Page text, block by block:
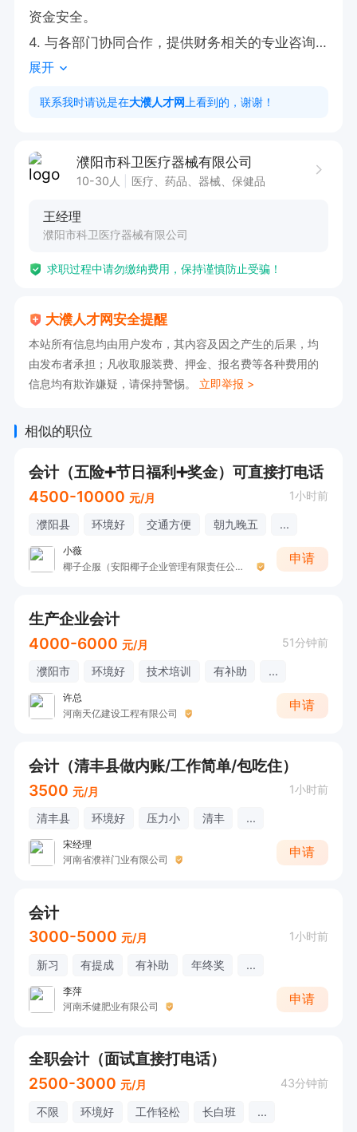
资金安全。
4. 与各部门协同合作，提供财务相关的专业咨询
与支持。
任职要求：
2. 拥有医疗器械行业或商业会计工作经验者优先
3. 秉持正直的人品，工作认真负责，具备强烈的
福利：缴纳五险一金+法定假期+节日福利+行政白
展开
联系我时请说是在大濮人才网 上看到的，谢谢！
濮阳市科卫医疗器械有限公司
10-30人 医疗、药品、器械、保健品
王经理
濮阳市科卫医疗器械有限公司
求职过程中请勿缴纳费用，保持谨慎防止受骗！
大濮人才网安全提醒
本站所有信息均由用户发布，其内容及因之产生的后果，均
由发布者承担；凡收取服装费、押金、报名费等各种费用的
信息均有欺诈嫌疑，请保持警惕。 立即举报 >
相似的职位
会计（五险➕节日福利➕奖金）可直接打电话
4500-10000 元/月 1小时前
濮阳县 环境好 交通方便 朝九晚五 ...
小薇
椰子企服（安阳椰子企业管理有限责任公司濮阳县分公司）
申请
生产企业会计
4000-6000 元/月 51分钟前
濮阳市 环境好 技术培训 有补助 ...
许总
河南天亿建设工程有限公司
申请
会计（清丰县做内账/工作简单/包吃住）
3500 元/月 1小时前
清丰县 环境好 压力小 清丰 ...
宋经理
河南省濮祥门业有限公司
申请
会计
3000-5000 元/月 1小时前
新习 有提成 有补助 年终奖 ...
李萍
河南禾健肥业有限公司
申请
全职会计（面试直接打电话）
2500-3000 元/月 43分钟前
不限 环境好 工作轻松 长白班 ...